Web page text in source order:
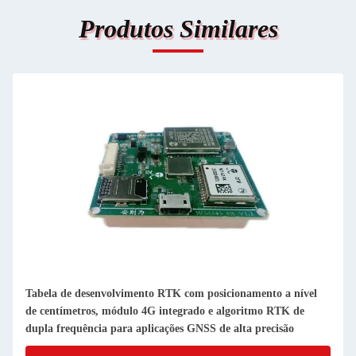
Produtos Similares
Tabela de desenvolvimento RTK com posicionamento a nível
de centímetros, módulo 4G integrado e algoritmo RTK de
dupla frequência para aplicações GNSS de alta precisão